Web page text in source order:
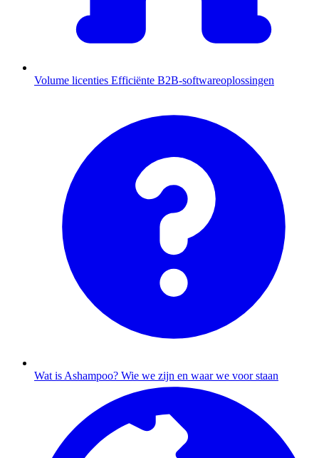
Volume licenties Efficiënte B2B-softwareoplossingen
Wat is Ashampoo? Wie we zijn en waar we voor staan